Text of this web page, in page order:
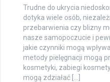
Trudne do ukrycia
dotyka wiele osób,
przebarwienia czy blizny
nasze samopoczucie i
jakie czynniki mogą
metody pielęgnacji mogą
kosmetyki, zabiegi
mogą zdziałać […]